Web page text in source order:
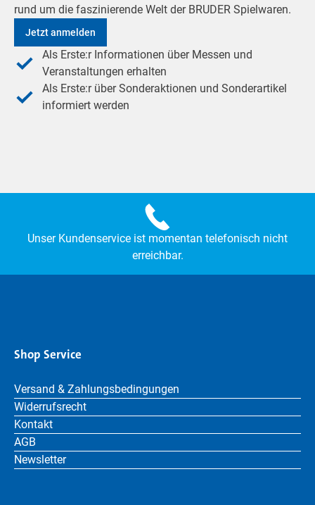
rund um die faszinierende Welt der BRUDER Spielwaren.
Jetzt anmelden
Als Erste:r Informationen über Messen und
Veranstaltungen erhalten
Als Erste:r über Sonderaktionen und Sonderartikel
informiert werden
Unser Kundenservice ist momentan telefonisch nicht
erreichbar.
Shop Service
Versand & Zahlungsbedingungen
Widerrufsrecht
Kontakt
AGB
Newsletter